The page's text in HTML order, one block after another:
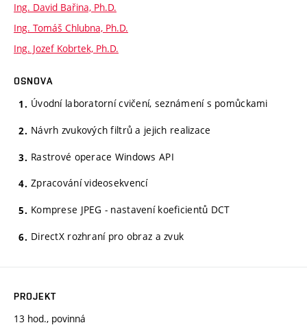
Ing. David Bařina, Ph.D.
Ing. Tomáš Chlubna, Ph.D.
Ing. Jozef Kobrtek, Ph.D.
OSNOVA
Úvodní laboratorní cvičení, seznámení s pomůckami
Návrh zvukových filtrů a jejich realizace
Rastrové operace Windows API
Zpracování videosekvencí
Komprese JPEG - nastavení koeficientů DCT
DirectX rozhraní pro obraz a zvuk
PROJEKT
13 hod., povinná